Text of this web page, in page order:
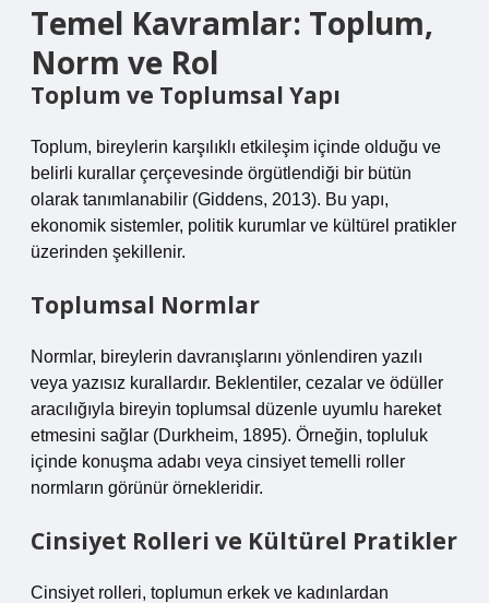
Temel Kavramlar: Toplum,
Norm ve Rol
Toplum ve Toplumsal Yapı
Toplum, bireylerin karşılıklı etkileşim içinde olduğu ve
belirli kurallar çerçevesinde örgütlendiği bir bütün
olarak tanımlanabilir (Giddens, 2013). Bu yapı,
ekonomik sistemler, politik kurumlar ve kültürel pratikler
üzerinden şekillenir.
Toplumsal Normlar
Normlar, bireylerin davranışlarını yönlendiren yazılı
veya yazısız kurallardır. Beklentiler, cezalar ve ödüller
aracılığıyla bireyin toplumsal düzenle uyumlu hareket
etmesini sağlar (Durkheim, 1895). Örneğin, topluluk
içinde konuşma adabı veya cinsiyet temelli roller
normların görünür örnekleridir.
Cinsiyet Rolleri ve Kültürel Pratikler
Cinsiyet rolleri, toplumun erkek ve kadınlardan